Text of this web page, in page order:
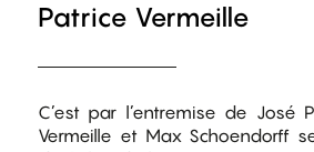
Patrice Vermeille
C’est par l’entremise de José
Vermeille et Max Schoendorff